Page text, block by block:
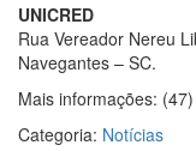
UNICRED
Rua Vereador Nereu
Navegantes – SC.
Mais informações:
Categoria: Notícias